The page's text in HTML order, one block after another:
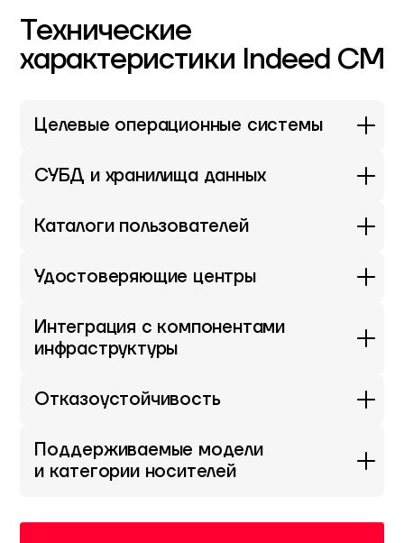
Технические
характеристики Indeed CM
Целевые операционные системы
СУБД и хранилища данных
Каталоги пользователей
Удостоверяющие центры
Интеграция с компонентами
инфраструктуры
Отказоустойчивость
Поддерживаемые модели
и категории носителей